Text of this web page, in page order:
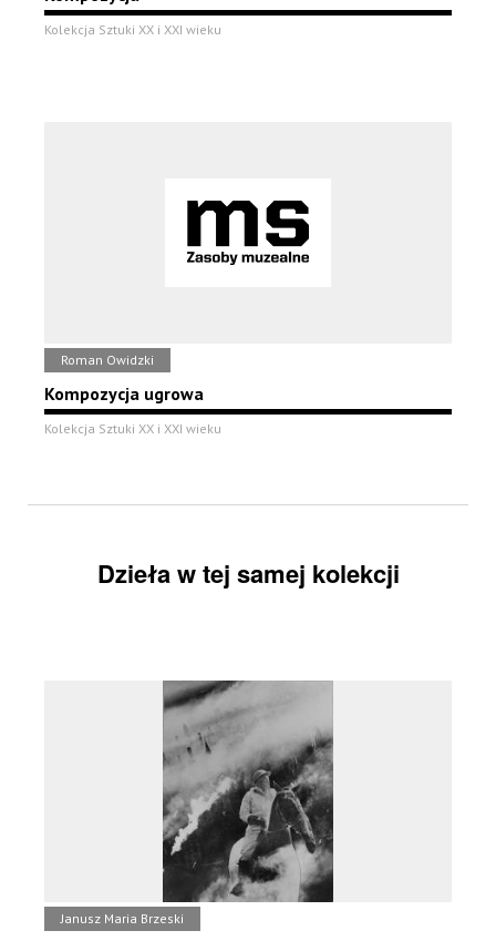
Kolekcja Sztuki XX i XXI wieku
Roman Owidzki
Kompozycja ugrowa
Kolekcja Sztuki XX i XXI wieku
Dzieła w tej samej kolekcji
Janusz Maria Brzeski